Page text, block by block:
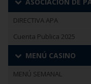
DIRECTIVA APA
Cuenta Publica 2025
MENÚ CASINO
MENÚ SEMANAL